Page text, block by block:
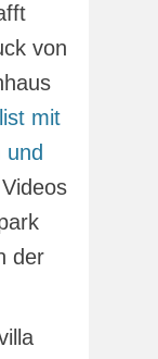
von
mit
und
der